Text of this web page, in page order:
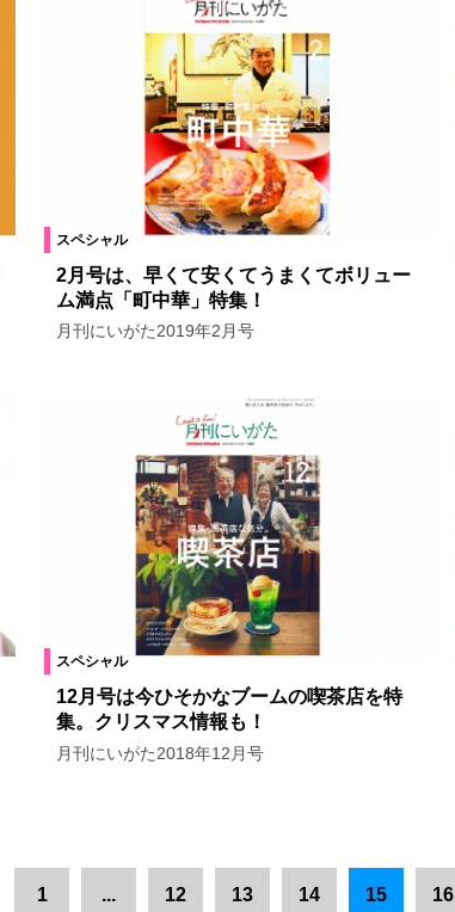
スペシャル
2月号は、早くて安くてうまくてボリュー
ム満点「町中華」特集！
月刊にいがた2019年2月号
スペシャル
12月号は今ひそかなブームの喫茶店を特
集。クリスマス情報も！
月刊にいがた2018年12月号
1 ... 12 13 14 15 16